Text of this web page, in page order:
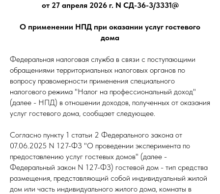
от 27 апреля 2026 г. N СД-36-3/3331@
О применении НПД при оказании услуг гостевого
дома
Федеральная налоговая служба в связи с поступающими
обращениями территориальных налоговых органов по
вопросу правомерности применения специального
налогового режима "Налог на профессиональный доход"
(далее - НПД) в отношении доходов, полученных от оказания
услуг гостевого дома, сообщает следующее.
Согласно пункту 1 статьи 2 Федерального закона от
07.06.2025 N 127-ФЗ "О проведении эксперимента по
предоставлению услуг гостевых домов" (далее -
Федеральный закон N 127-ФЗ) гостевой дом - тип средства
размещения, представляющий собой индивидуальный жилой
дом или часть индивидуального жилого дома, комнаты в